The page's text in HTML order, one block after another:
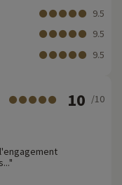
9.5
9.5
9.5
10 /10